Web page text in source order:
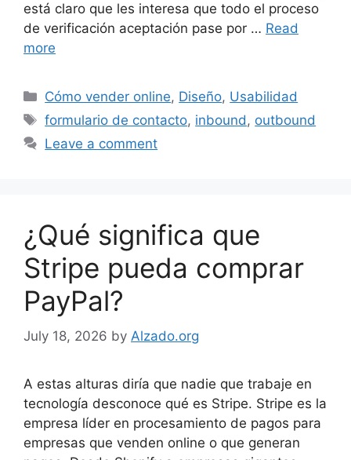
está claro que les interesa que todo el proceso
de verificación aceptación pase por … Read
more
Categories
Cómo vender online, Diseño, Usabilidad
Tags
formulario de contacto, inbound, outbound
Leave a comment
¿Qué significa que
Stripe pueda comprar
PayPal?
July 18, 2026 by Alzado.org
A estas alturas diría que nadie que trabaje en
tecnología desconoce qué es Stripe. Stripe es la
empresa líder en procesamiento de pagos para
empresas que venden online o que generan